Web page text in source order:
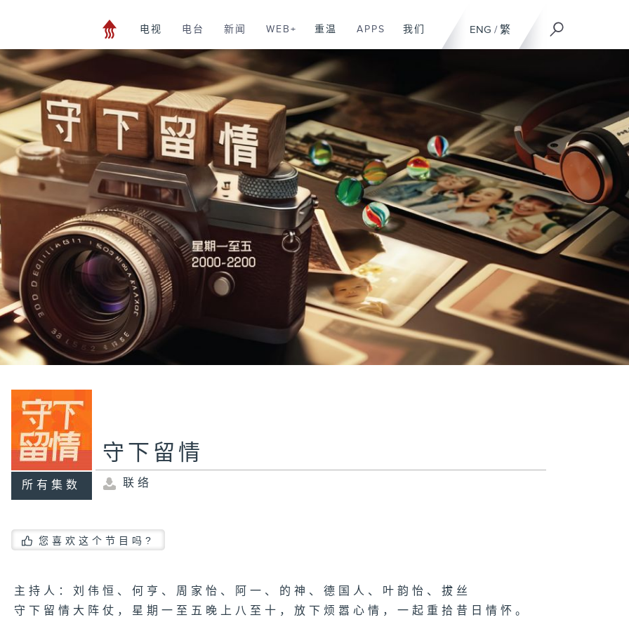
ENG / 繁
电视 电台 新闻 WEB+ 重温 APPS 我们
所有集数
守下留情
联络
您喜欢这个节目吗?
主持人：刘伟恒、何亨、周家怡、阿一、的神、德国人、叶韵怡、拔丝
守下留情大阵仗，星期一至五晚上八至十，放下烦嚣心情，一起重拾昔日情怀。